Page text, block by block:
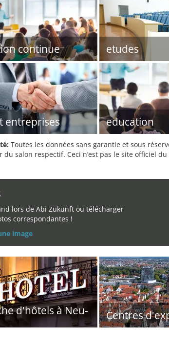
continue etudes
entreprises education
Toutes les données sans garantie et sous
du salon respectif. Ceci n’est pas le site officiel du
lors de Abi Zukunft ou télécharger
correspondantes !
image
d'hôtels à Neu- Centres